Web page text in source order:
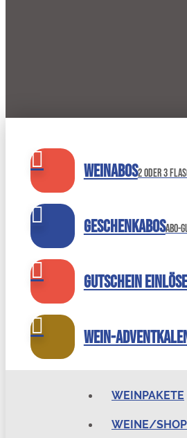
Weinabos2 oder 3
GeschenkabosAbo-
Gutschein
Wein-
WEINPAKETE
WEINE/SHOP